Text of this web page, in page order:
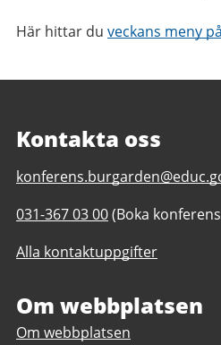
Här hittar du veckans meny på
Kontakta oss
E-
till
Burgårdens
konferenscenter
Telefonnummer
Burgårdens
031-367 03 00(Boka
Alla kontaktuppgifter
Om webbplatsen
Om webbplatsen